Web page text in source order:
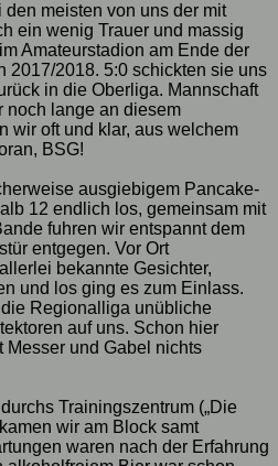
meisten von uns der mit
ein wenig Trauer und massig
Amateurstadion am Ende der
2017/2018. 5:0 schickten sie uns
in die Oberliga. Mannschaft
noch lange an diesem
wir oft und klar, aus welchem
BSG!
ausgiebigem Pancake-
12 endlich los, gemeinsam mit
fuhren wir entspannt dem
entgegen. Vor Ort
bekannte Gesichter,
und los ging es zum Einlass.
Regionalliga unübliche
auf uns. Schon hier
Messer und Gabel nichts
Trainingszentrum („Die
wir am Block samt
waren nach der Erfahrung